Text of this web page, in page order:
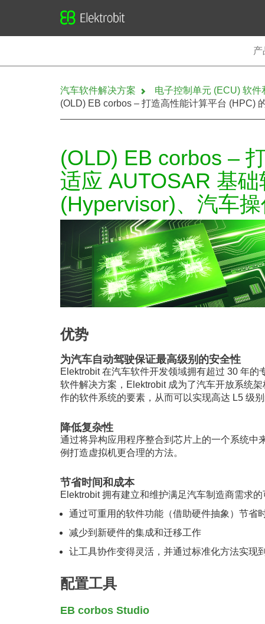
产
汽车软件解决方案
电子控制单元 (ECU) 软件
(OLD) EB corbos – 打造高性能计算平台 (HPC)
(OLD) EB corbos –
适应 AUTOSAR 基
(Hypervisor)、汽车
优势
为汽车自动驾驶保证最高级别的安全性
Elektrobit 在汽车软件开发领域拥有超过 30 年
软件解决方案，Elektrobit 成为了汽车开放系统
作的软件系统的要素，从而可以实现高达 L5 级别
降低复杂性
通过将异构应用程序整合到芯片上的一个系统中
例打造虚拟机更合理的方法。
节省时间和成本
Elektrobit 拥有建立和维护满足汽车制造商需求
通过可重用的软件功能（借助硬件抽象）节省
减少到新硬件的集成和迁移工作
让工具协作变得灵活，并通过标准化方法实现
配置工具
EB corbos Studio